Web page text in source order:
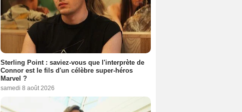
Sterling Point : saviez-vous que l'interprète de
Connor est le fils d'un célèbre super-héros
Marvel ?
samedi 8 août 2026